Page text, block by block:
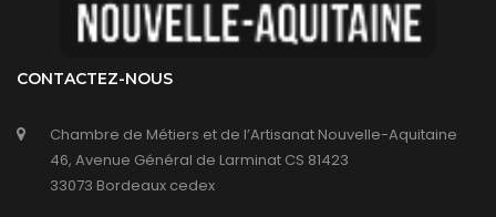
CONTACTEZ-NOUS
Chambre de Métiers et de l’Artisanat Nouvelle-Aquitaine
46, Avenue Général de Larminat CS 81423
33073 Bordeaux cedex